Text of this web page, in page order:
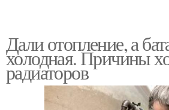
Дали отопление, а
холодная. Причины
радиаторов